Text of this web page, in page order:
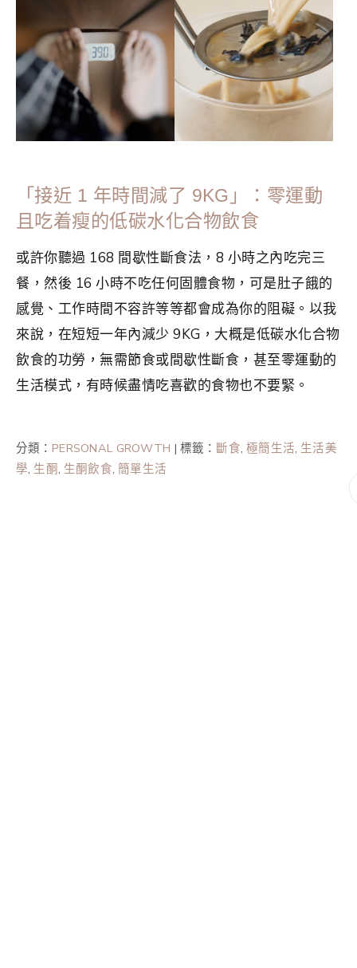
簡單生活,閱讀筆記
「接近 1 年時間減了 9KG」：零運動
且吃着瘦的低碳水化合物飲食
或許你聽過 168 間歇性斷食法，8 小時之內吃完三
餐，然後 16 小時不吃任何固體食物，可是肚子餓的
感覺、工作時間不容許等等都會成為你的阻礙。以我
來說，在短短一年內減少 9KG，大概是低碳水化合物
飲食的功勞，無需節食或間歇性斷食，甚至零運動的
生活模式，有時候盡情吃喜歡的食物也不要緊。
分類： PERSONAL GROWTH |標籤： 斷食, 極簡生活,生活美
學,生酮, 生酮飲食, 簡單生活